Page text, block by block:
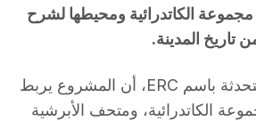
الكاتدرائية ومحيطها لشرح
أكدت ماريا رويج، المتحدثة باسم ERC، أن المشروع يربط
الكاتدرائية، ومتحف الأبرشية